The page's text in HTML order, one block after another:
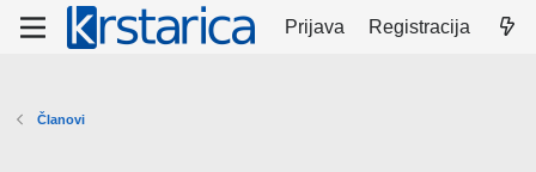
Prijava Registracija
Članovi